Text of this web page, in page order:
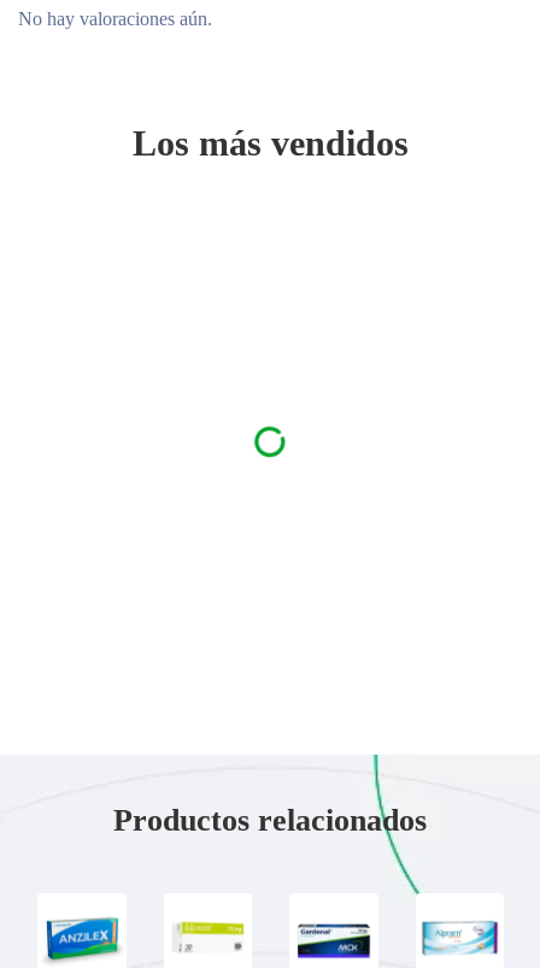
No hay valoraciones aún.
Los más vendidos
Productos relacionados